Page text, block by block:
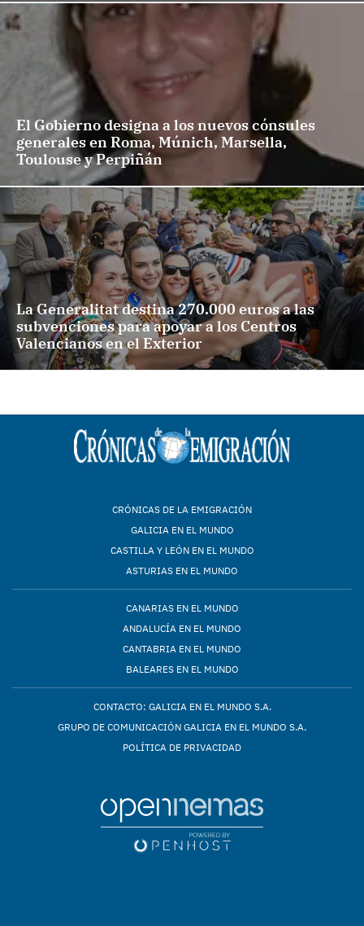
El Gobierno designa a los nuevos cónsules
generales en Roma, Múnich, Marsella,
Toulouse y Perpiñán
La Generalitat destina 270.000 euros a las
subvenciones para apoyar a los Centros
Valencianos en el Exterior
CRÓNICAS DE LA EMIGRACIÓN
GALICIA EN EL MUNDO
CASTILLA Y LEÓN EN EL MUNDO
ASTURIAS EN EL MUNDO
CANARIAS EN EL MUNDO
ANDALUCÍA EN EL MUNDO
CANTABRIA EN EL MUNDO
BALEARES EN EL MUNDO
CONTACTO: GALICIA EN EL MUNDO S.A.
GRUPO DE COMUNICACIÓN GALICIA EN EL MUNDO S.A.
POLÍTICA DE PRIVACIDAD